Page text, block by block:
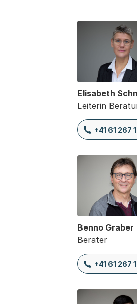
Elisabeth
Leiterin
+41 61 267
Benno Graber
Berater
+41 61 267